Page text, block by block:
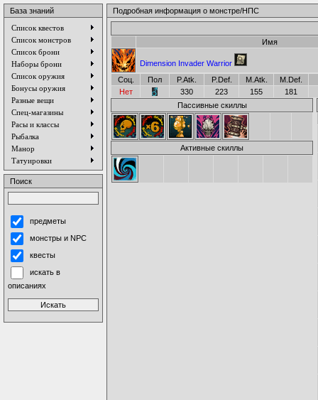
База знаний
Список квестов
Список монстров
Список брони
Наборы брони
Список оружия
Бонусы оружия
Разные вещи
Спец-магазины
Расы и классы
Рыбалка
Манор
Татуировки
Поиск
предметы
монстры и NPC
квесты
искать в
описаниях
Подробная информация о монстре/НПС
Имя
Dimension Invader Warrior
Соц.
Пол P.Atk. P.Def. M.Atk.
M.Def.
Нет
330 223 155
181
Пассивные скиллы
Активные скиллы